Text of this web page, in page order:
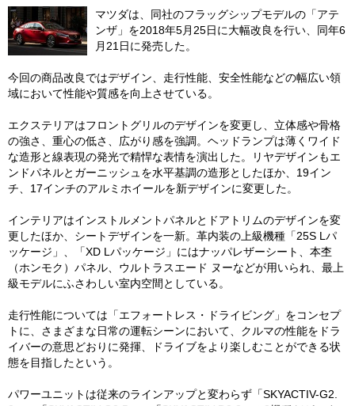
マツダは、同社のフラッグシップモデルの「アテ
ンザ」を2018年5月25日に大幅改良を行い、同年6
月21日に発売した。
今回の商品改良ではデザイン、走行性能、安全性能などの幅広い領
域において性能や質感を向上させている。
エクステリアはフロントグリルのデザインを変更し、立体感や骨格
の強さ、重心の低さ、広がり感を強調。ヘッドランプは薄くワイド
な造形と線表現の発光で精悍な表情を演出した。リヤデザインもエ
ンドパネルとガーニッシュを水平基調の造形としたほか、19イン
チ、17インチのアルミホイールを新デザインに変更した。
インテリアはインストルメントパネルとドアトリムのデザインを変
更したほか、シートデザインを一新。革内装の上級機種「25S Lパ
ッケージ」、「XD Lパッケージ」にはナッパレザーシート、本杢
（ホンモク）パネル、ウルトラスエード ヌーなどが用いられ、最上
級モデルにふさわしい室内空間としている。
走行性能については「エフォートレス・ドライビング」をコンセプ
トに、さまざまな日常の運転シーンにおいて、クルマの性能をドラ
イバーの意思どおりに発揮、ドライブをより楽しむことができる状
態を目指したという。
パワーユニットは従来のラインアップと変わらず「SKYACTIV-G2.